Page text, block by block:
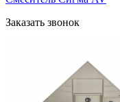
Заказать звонок